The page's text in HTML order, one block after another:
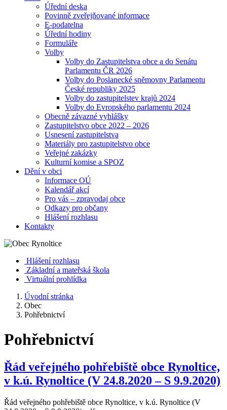
Úřední deska
Povinně zveřejňované informace
E-podatelna
Úřední hodiny
Formuláře
Volby
Volby do Zastupitelstva obce a do Senátu
Parlamentu ČR 2026
Volby do Poslanecké sněmovny Parlamentu
České republiky 2025
Volby do zastupitelstev krajů 2024
Volby do Evropského parlamentu 2024
Obecně závazné vyhlášky
Zastupitelstvo obce 2022 – 2026
Usnesení zastupitelstva
Materiály pro zastupitelstvo obce
Veřejné zakázky
Kulturní komise a SPOZ
Dění v obci
Informace OÚ
Kalendář akcí
Pro vás – zpravodaj obce
Odkazy pro občany
Hlášení rozhlasu
Kontakty
Hlášení rozhlasu
Základní a mateřská škola
Virtuální prohlídka
Úvodní stránka
Obec
Pohřebnictví
Pohřebnictví
Řád veřejného pohřebiště obce Rynoltice,
v k.ú. Rynoltice (V 24.8.2020 – S 9.9.2020)
Řád veřejného pohřebiště obce Rynoltice, v k.ú. Rynoltice (V